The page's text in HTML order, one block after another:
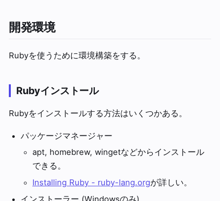
開発環境
Rubyを使うために環境構築をする。
Rubyインストール
Rubyをインストールする方法はいくつかある。
パッケージマネージャー
apt, homebrew, wingetなどからインストール
できる。
Installing Ruby - ruby-lang.orgが詳しい。
インストーラー (Windowsのみ)